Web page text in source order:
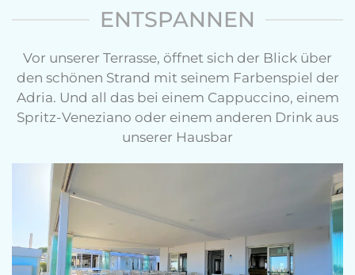
ENTSPANNEN
Vor unserer Terrasse, öffnet sich der Blick über
den schönen Strand mit seinem Farbenspiel der
Adria. Und all das bei einem Cappuccino, einem
Spritz-Veneziano oder einem anderen Drink aus
unserer Hausbar